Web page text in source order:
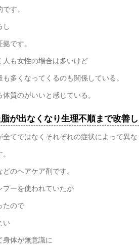
す。
し
です。
人も女性の場合は多いけど
多くなってくるのも関係している。
質のがいいと感じている。
が出なくなり生理不順まで改善
全てではなくそれぞれの症状によって異
のヘアケア剤です。
プーを使われていたが
たので
い
身体が無意識に